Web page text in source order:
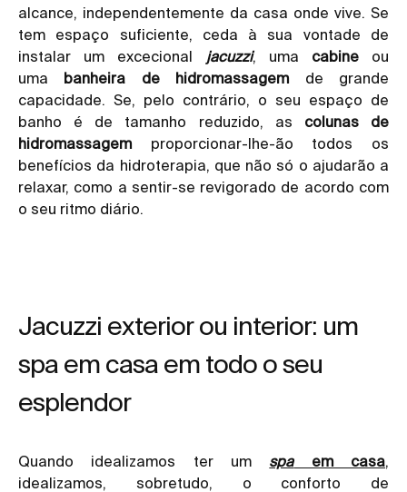
alcance, independentemente da casa onde vive. Se
tem espaço suficiente, ceda à sua vontade de
instalar um excecional jacuzzi, uma cabineou
uma banheira de hidromassagemde grande
capacidade. Se, pelo contrário, o seu espaço de
banho é de tamanho reduzido, as colunas de
hidromassagemproporcionar-lhe-ão todos os
benefícios da hidroterapia, que não só o ajudarão a
relaxar, como a sentir-se revigorado de acordo com
o seu ritmo diário.
Jacuzzi exterior ou interior: um
spa em casa em todo o seu
esplendor
Quando idealizamos ter um spaem casa
idealizamos, sobretudo, o conforto de